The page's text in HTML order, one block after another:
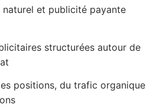
naturel et publicité payante
structurées autour de
positions, du trafic organique